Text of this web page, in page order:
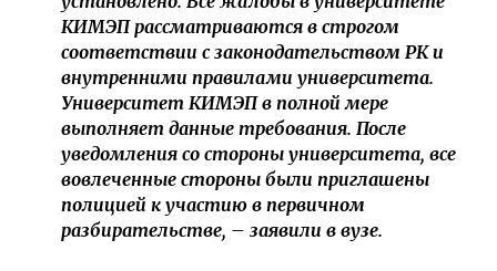
КИМЭП рассматриваются в строгом
соответствии с законодательством РК и
внутренними правилами университета.
Университет КИМЭП в полной мере
выполняет данные требования. После
уведомления со стороны университета, все
вовлеченные стороны были приглашены
полицией к участию в первичном
разбирательстве, – заявили в вузе.